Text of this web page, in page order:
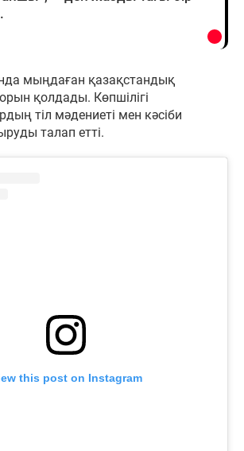
мыңдаған қазақстандық
қолдады. Көпшілігі
тіл мәдениеті мен кәсіби
талап етті.
this post on Instagram